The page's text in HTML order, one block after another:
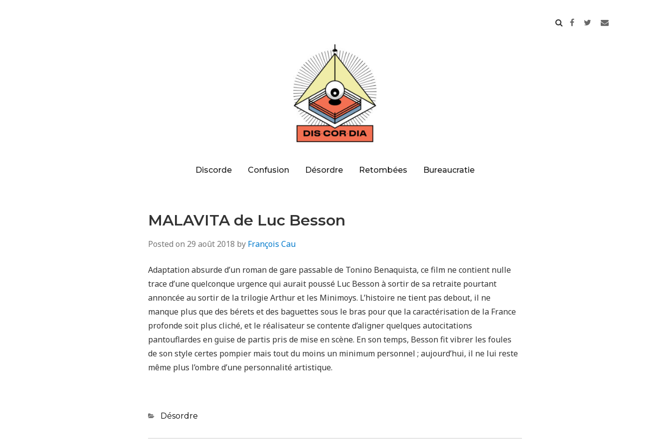
Discorde Confusion Désordre Retombées Bureaucratie
MALAVITA de Luc Besson
Posted on 29 août 2018 by François Cau
Adaptation absurde d’un roman de gare passable de Tonino Benaquista, ce film ne contient nulle
trace d’une quelconque urgence qui aurait poussé Luc Besson à sortir de sa retraite pourtant
annoncée au sortir de la trilogie Arthur et les Minimoys. L’histoire ne tient pas debout, il ne
manque plus que des bérets et des baguettes sous le bras pour que la caractérisation de la France
profonde soit plus cliché, et le réalisateur se contente d’aligner quelques autocitations
pantouflardes en guise de partis pris de mise en scène. En son temps, Besson fit vibrer les foules
de son style certes pompier mais tout du moins un minimum personnel ; aujourd’hui, il ne lui reste
même plus l’ombre d’une personnalité artistique.
Categories
Désordre